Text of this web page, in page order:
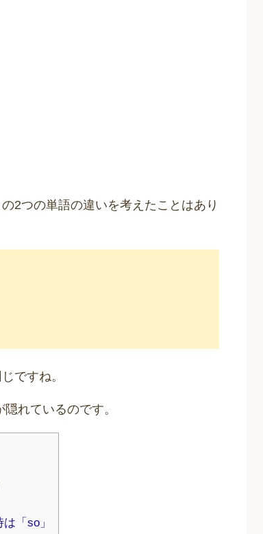
の2つの単語の違いを考えたことはあり
ですね。
れているのです。
「so」